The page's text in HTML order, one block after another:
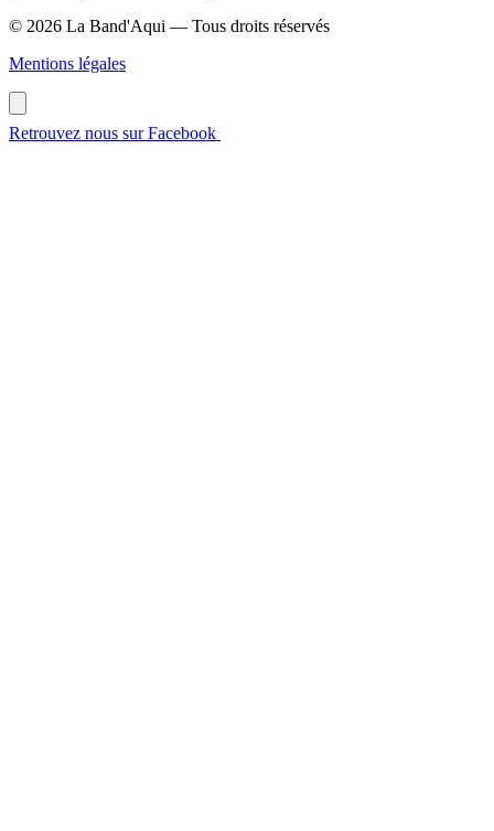
© 2026 La Band'Aqui — Tous droits réservés
Mentions légales
Retrouvez nous sur Facebook